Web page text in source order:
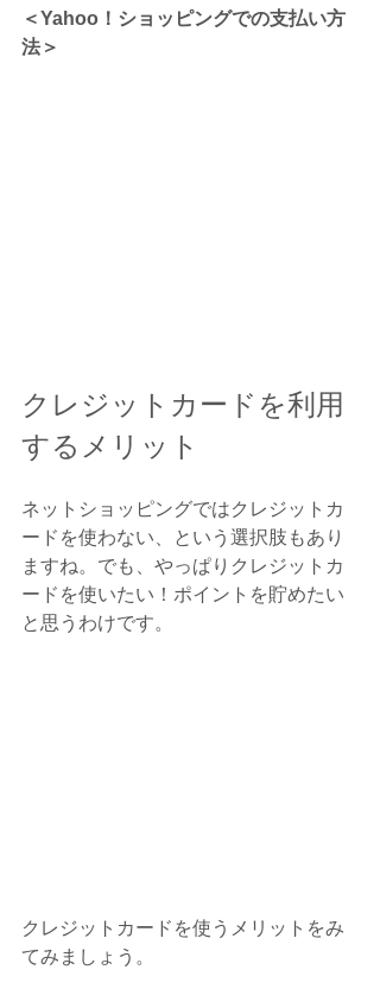
＜Yahoo！ショッピングでの支払い方
法＞
クレジットカードを利用
するメリット
ネットショッピングではクレジットカ
ードを使わない、という選択肢もあり
ますね。でも、やっぱりクレジットカ
ードを使いたい！ポイントを貯めたい
と思うわけです。
クレジットカードを使うメリットをみ
てみましょう。